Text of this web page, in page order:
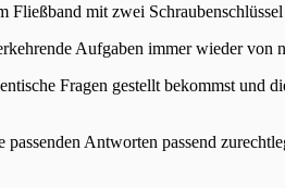
mit zwei
Aufgaben immer wieder von
Fragen gestellt bekommst
Antworten passend